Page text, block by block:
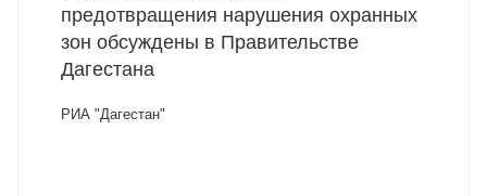
предотвращения нарушения охранных
зон обсуждены в Правительстве
Дагестана
РИА "Дагестан"